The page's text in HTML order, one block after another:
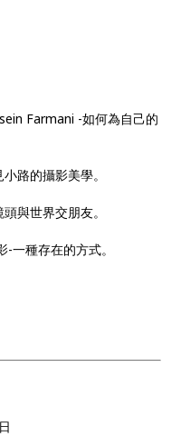
Farmani -如何為自己的
路的攝影美學。
與世界交朋友。
種存在的方式。